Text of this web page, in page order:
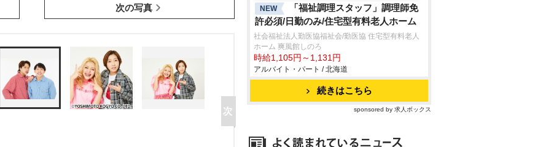
次の写真
NEW
「福祉調理スタッフ」調理師免
許必須/日勤のみ/住宅型有料老人ホーム
社会福祉法人勤医協福祉会/勤医協 住宅型有料老人
ホーム 爽風館しのろ
時給1,105円～1,131円
アルバイト・パート / 北海道
続きはこちら
sponsored by 求人ボックス